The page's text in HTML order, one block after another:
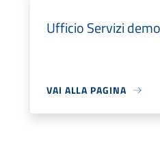
Ufficio Servizi
VAI ALLA PAGINA